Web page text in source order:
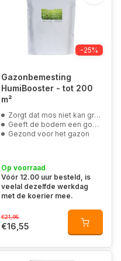
-25%
Gazonbemesting
HumiBooster - tot 200
m²
Zorgt dat mos niet kan groeien
Geeft de bodem een goede balans
Gezond voor het gazon
Op voorraad
Vóór 12.00 uur besteld, is
veelal dezelfde werkdag
met de koerier mee.
€21,95
€16,55